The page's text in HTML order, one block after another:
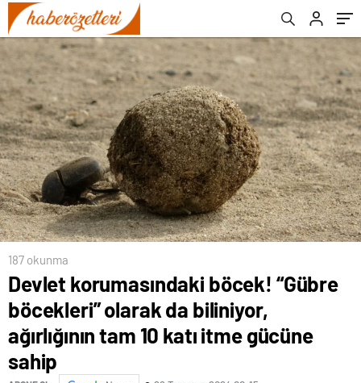
10 katı itme gücüne sahip
187 okunma
Devlet korumasındaki böcek! “Gübre
böcekleri” olarak da biliniyor,
ağırlığının tam 10 katı itme gücüne
sahip